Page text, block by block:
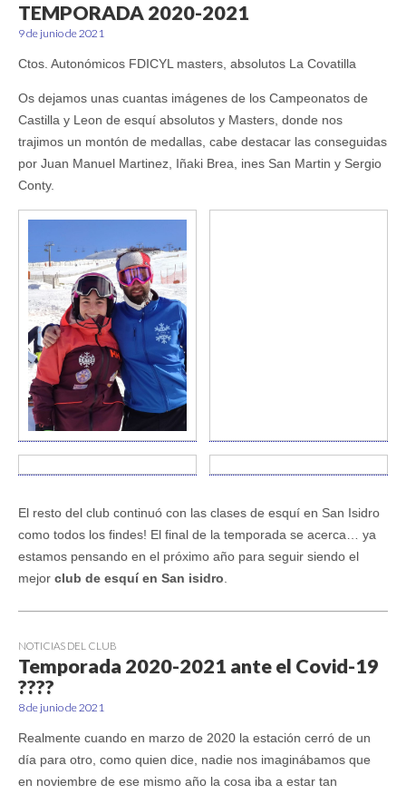
TEMPORADA 2020-2021
9 de junio de 2021
Ctos. Autonómicos FDICYL masters, absolutos La Covatilla
Os dejamos unas cuantas imágenes de los Campeonatos de
Castilla y Leon de esquí absolutos y Masters, donde nos
trajimos un montón de medallas, cabe destacar las conseguidas
por Juan Manuel Martinez, Iñaki Brea, ines San Martin y Sergio
Conty.
El resto del club continuó con las clases de esquí en San Isidro
como todos los findes! El final de la temporada se acerca… ya
estamos pensando en el próximo año para seguir siendo el
mejor club de esquí en San isidro
NOTICIAS DEL CLUB
Temporada 2020-2021 ante el Covid-19
????
8 de junio de 2021
Realmente cuando en marzo de 2020 la estación cerró de un
día para otro, como quien dice, nadie nos imaginábamos que
en noviembre de ese mismo año la cosa iba a estar tan